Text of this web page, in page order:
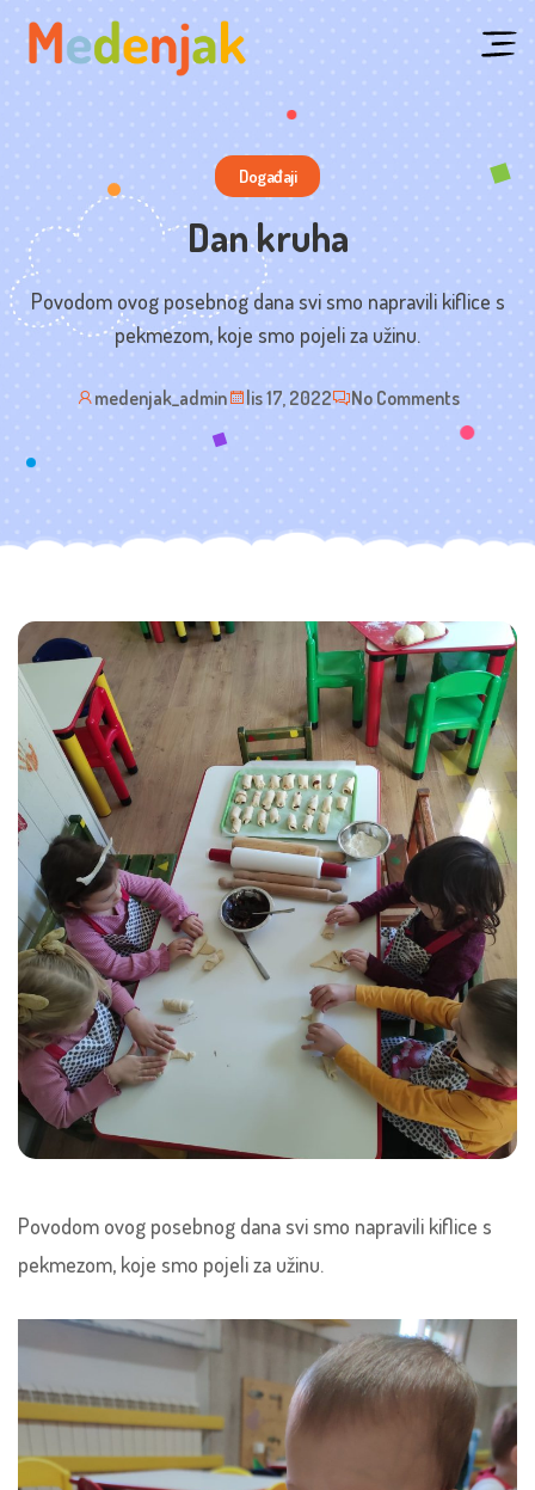
Skip
Događaji
Dan kruha
Povodom ovog posebnog dana svi smo napravili kiflice s
pekmezom, koje smo pojeli za užinu.
medenjak_admin lis 17, 2022 No Comments
Povodom ovog posebnog dana svi smo napravili kiflice s
pekmezom, koje smo pojeli za užinu.